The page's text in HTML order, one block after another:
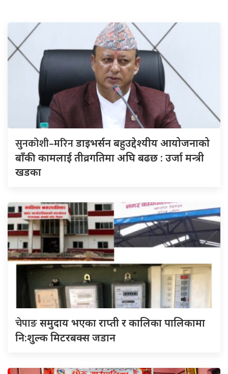
सुनकोशी–मरिनडाइभर्सन बहुउद्देश्यीय आयोजनाको
बाँकी कामलाई तीव्रगतिमा अघि बढछ : उर्जा मन्त्री
खडका
चेपाङसमुदाय भएका राप्ती र कालिका पालिकामा
नि:शुल्क मिटरबक्स जडान